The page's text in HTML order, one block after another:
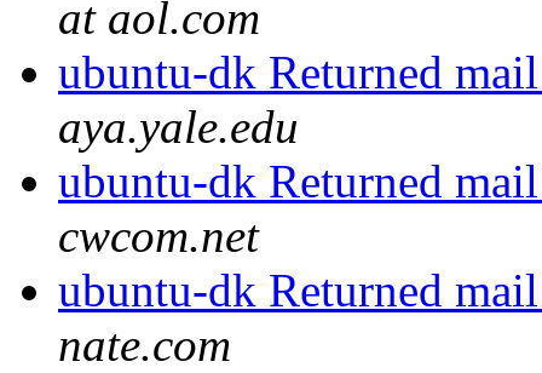
at aol.com
ubuntu-dk Returned
aya.yale.edu
ubuntu-dk Returned
cwcom.net
ubuntu-dk Returned
nate.com